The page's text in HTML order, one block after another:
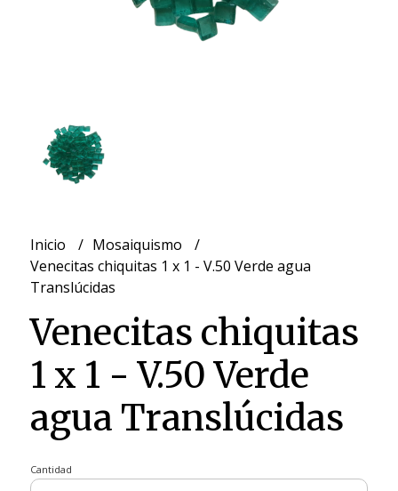
Inicio
Mosaiquismo
Venecitas chiquitas 1 x 1 - V.50 Verde agua
Translúcidas
Venecitas chiquitas
1 x 1 - V.50 Verde
agua Translúcidas
Cantidad